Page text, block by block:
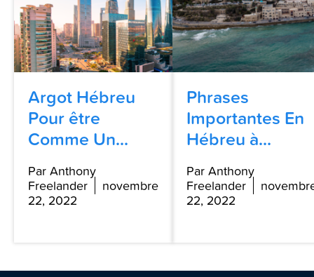
Argot Hébreu
Pour être
Comme Un...
Par Anthony
Freelander
novembre
22, 2022
Phrases
Importantes En
Hébreu à...
Par Anthony
Freelander
22, 2022